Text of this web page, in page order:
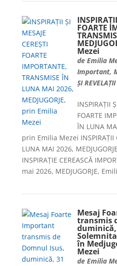
FOARTE
Mezei
deEmilia
Important,
ȘI
INSPIRAȚII
FOARTE
ÎN LUNA
prin Emilia Mezei INSPIRAȚII
LUNA MAI 2026,
INSPIRAȚIE CEREASCĂ
mai 2026, MEDJUGORJE,
Mesaj
transmis
duminică,
în
Mezei
deEmilia